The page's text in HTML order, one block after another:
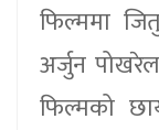
फिल्ममा
अर्जुन
फिल्मको